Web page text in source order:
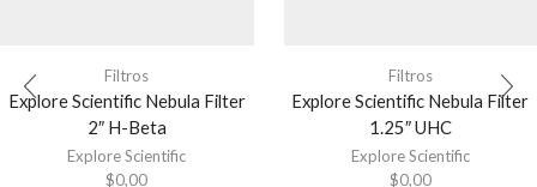
Filtros
Explore Scientific Nebula Filter
2″ H-Beta
Explore Scientific
$0,00
Filtros
Explore Scientific Nebula Filter
1.25″ UHC
Explore Scientific
$0,00